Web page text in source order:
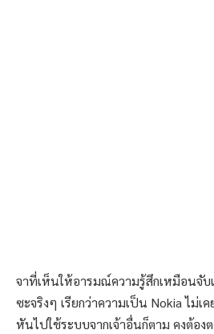
จาที่เห็นให้อารมณ์ความรู้สึกเหมือนจับ
ซะจริงๆ เรียกว่าความเป็น Nokia ไม่เ
หันไปใช้ระบบจากเจ้าอื่นก็ตาม คงต้อง